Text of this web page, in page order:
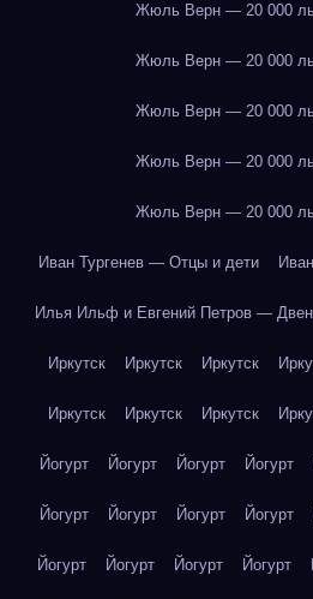
Жюль Верн — 20 000
Жюль Верн — 20 000
Жюль Верн — 20 000
Жюль Верн — 20 000
Жюль Верн — 20 000
Иван Тургенев — Отцы и дети
Илья Ильф и Евгений Петров —
Иркутск Иркутск Иркутск
Иркутск Иркутск Иркутск
Йогурт Йогурт Йогурт Йогурт
Йогурт Йогурт Йогурт Йогурт
Йогурт Йогурт Йогурт Йогурт